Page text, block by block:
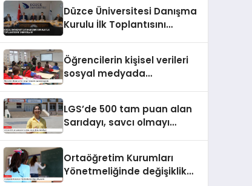
Düzce Üniversitesi Danışma
Kurulu İlk Toplantısını
Öğrencilerin kişisel verileri
sosyal medyada
LGS’de 500 tam puan alan
Sarıdayı, savcı olmayı
Ortaöğretim Kurumları
Yönetmeliğinde değişiklik